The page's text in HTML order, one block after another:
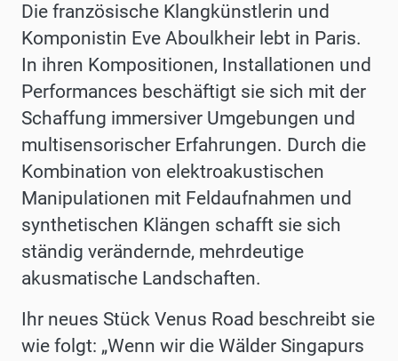
Die französische Klangkünstlerin und
Komponistin Eve Aboulkheir lebt in Paris.
In ihren Kompositionen, Installationen und
Performances beschäftigt sie sich mit der
Schaffung immersiver Umgebungen und
multisensorischer Erfahrungen. Durch die
Kombination von elektroakustischen
Manipulationen mit Feldaufnahmen und
synthetischen Klängen schafft sie sich
ständig verändernde, mehrdeutige
akusmatische Landschaften.
Ihr neues Stück Venus Road beschreibt sie
wie folgt: „Wenn wir die Wälder Singapurs